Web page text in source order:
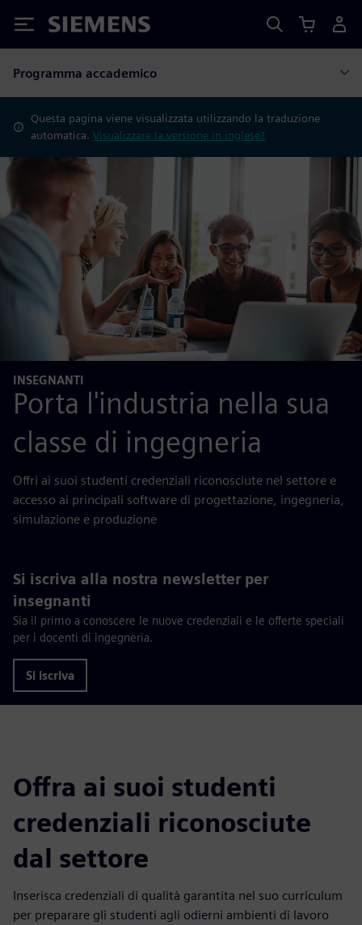
Siemens
Programma accademico
Questa pagina viene visualizzata utilizzando la traduzione
automatica.Visualizzare la versione in inglese?
INSEGNANTI
Porta l'industria nella sua
classe di ingegneria
Offri ai suoi studenti credenziali riconosciute nel settore e
accesso ai principali software di progettazione, ingegneria,
simulazione e produzione
Si iscriva alla nostra newsletter per
insegnanti
Sia il primo a conoscere le nuove credenziali e le offerte speciali
per i docenti di ingegneria.
Si iscriva
Offra ai suoi studenti
credenziali riconosciute
dal settore
Inserisca credenziali di qualità garantita nel suo curriculum
per preparare gli studenti agli odierni ambienti di lavoro